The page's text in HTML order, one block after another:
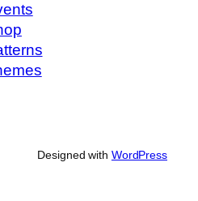
Designed with WordPress